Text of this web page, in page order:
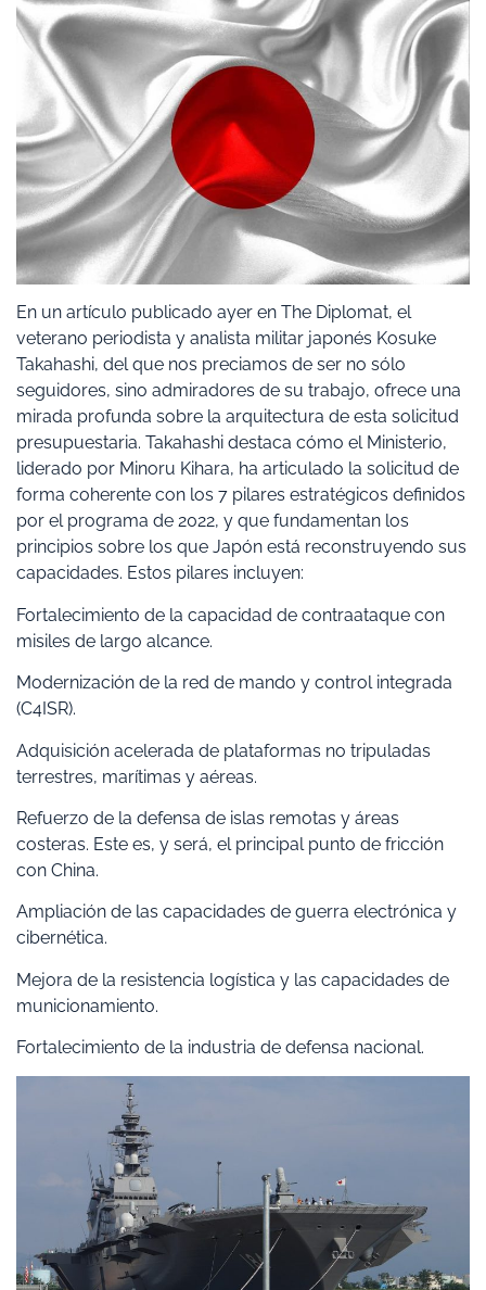
En un artículo publicado ayer en The Diplomat, el
veterano periodista y analista militar japonés Kosuke
Takahashi, del que nos preciamos de ser no sólo
seguidores, sino admiradores de su trabajo, ofrece una
mirada profunda sobre la arquitectura de esta solicitud
presupuestaria. Takahashi destaca cómo el Ministerio,
liderado por Minoru Kihara, ha articulado la solicitud de
forma coherente con los 7 pilares estratégicos definidos
por el programa de 2022, y que fundamentan los
principios sobre los que Japón está reconstruyendo sus
capacidades. Estos pilares incluyen:
Fortalecimiento de la capacidad de contraataque con
misiles de largo alcance.
Modernización de la red de mando y control integrada
(C4ISR).
Adquisición acelerada de plataformas no tripuladas
terrestres, marítimas y aéreas.
Refuerzo de la defensa de islas remotas y áreas
costeras. Este es, y será, el principal punto de fricción
con China.
Ampliación de las capacidades de guerra electrónica y
cibernética.
Mejora de la resistencia logística y las capacidades de
municionamiento.
Fortalecimiento de la industria de defensa nacional.